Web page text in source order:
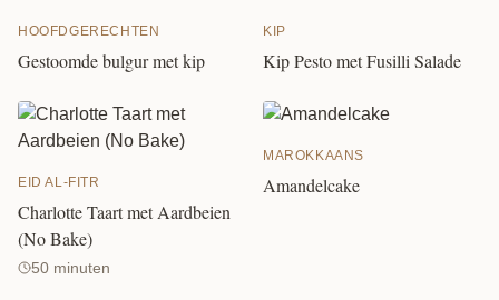
HOOFDGERECHTEN
Gestoomde bulgur met kip
KIP
Kip Pesto met Fusilli Salade
EID AL-FITR
Charlotte Taart met Aardbeien
(No Bake)
50 minuten
MAROKKAANS
Amandelcake